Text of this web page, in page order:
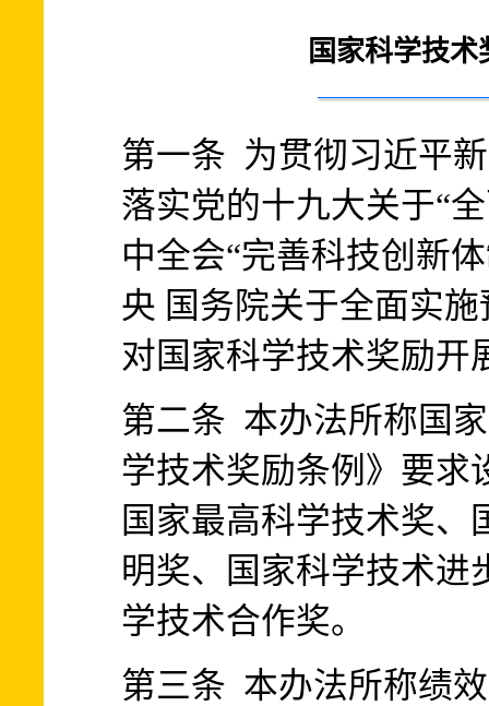
国家科学技
第一条 为贯彻习近平
落实党的十九大关于“
中全会“完善科技创新
央 国务院关于全面实
对国家科学技术奖励开
第二条 本办法所称国
学技术奖励条例》要求
国家最高科学技术奖、
明奖、国家科学技术进
学技术合作奖。
第三条 本办法所称绩